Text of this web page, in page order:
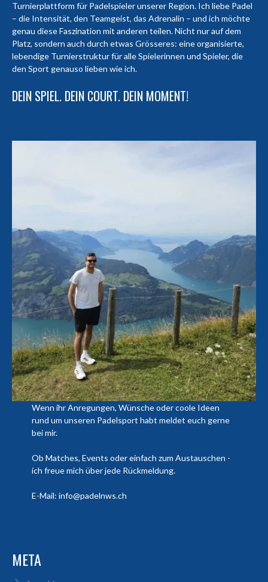
Turnierplattform für Padelspieler unserer Region. Ich liebe Padel
– die Intensität, den Teamgeist, das Adrenalin – und ich möchte
genau diese Faszination mit anderen teilen. Nicht nur auf dem
Platz, sondern auch durch etwas Grösseres: eine organisierte,
lebendige Turnierstruktur für alle Spielerinnen und Spieler, die
den Sport genauso lieben wie ich.
DEIN SPIEL. DEIN COURT. DEIN MOMENT!
Wenn ihr Anregungen, Wünsche oder coole Ideen
rund um unseren Padelsport habt meldet euch gerne
bei mir.
Ob Matches, Events oder einfach zum Austauschen -
ich freue mich über jede Rückmeldung.
E-Mail: info@padelnws.ch
META